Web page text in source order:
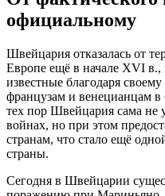
официальному
Швейцария отказалась от
Европе ещё в начале XVI
известные благодаря
французам и венецианцам
тех пор Швейцария сама не
войнах, но при этом
странам, что стало ещё
страны.
Сегодня в Швейцарии